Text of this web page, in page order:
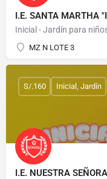
I.E. SANTA MARTHA
Inicial - Jardín para
MZ N LOTE 3
I.E. NUESTRA
S/.160 Inicial, Jardín